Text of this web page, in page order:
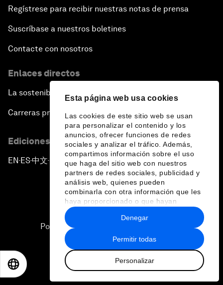
Esta página web usa cookies
Las cookies de este sitio web se usan
para personalizar el contenido y los
anuncios, ofrecer funciones de redes
sociales y analizar el tráfico. Además,
compartimos información sobre el uso
que haga del sitio web con nuestros
partners de redes sociales, publicidad y
análisis web, quienes pueden
combinarla con otra información que les
haya proporcionado o que hayan
recopilado a partir del uso que haya
hecho de sus servicios.
Permitir todas
Personalizar
Denegar
Regístrese para recibir nuestras notas de prensa
Suscríbase a nuestros boletines
Contacte con nosotros
Enlaces directos
La sostenibilidad en el Foro
Carreras profesionales
Ediciones en otros idiomas
EN ▪ ES▪中文▪ 日本語
Política de privacidad y normas de uso
2026 Foro Económico Mundial